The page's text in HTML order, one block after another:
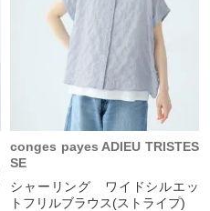
conges payes ADIEU TRISTES
SE
シャーリング ワイドシルエッ
トフリルブラウス(ストライプ)